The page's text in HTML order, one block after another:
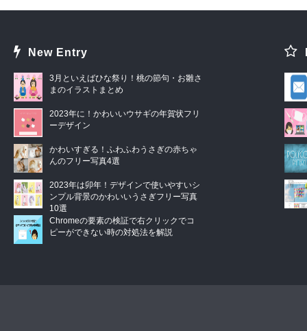
New Entry
3月といえばひな祭り！桃の節句・お雛さ
まのイラストまとめ
2023年に！かわいいウサギの年賀状フリ
ーデザイン
かわいすぎる！ふわふわうさぎの赤ちゃ
んのフリー写真4選
2023年は卯年！デザインで使いやすいシ
ンプル背景のかわいいうさぎフリー写真
10選
Chromeの要素の検証で右クリックでコ
ピーができない時の対処法を解説